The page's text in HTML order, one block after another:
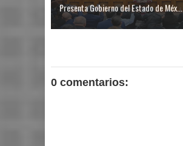
Presenta Gobierno del Estado de Méx...
0 comentarios: